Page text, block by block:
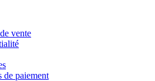
vente
de paiement